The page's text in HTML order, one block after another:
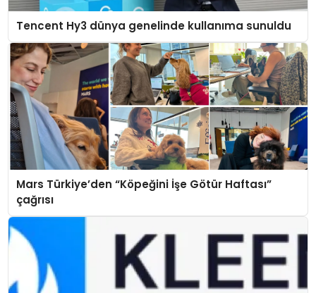
Tencent Hy3 dünya genelinde kullanıma sunuldu
Mars Türkiye’den “Köpeğini İşe Götür Haftası”
çağrısı